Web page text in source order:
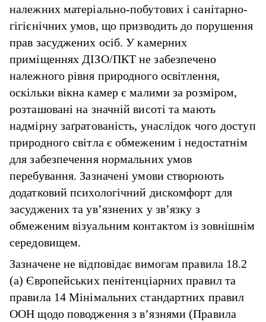
належних матеріально-побутових і санітарно-
гігієнічних умов, що призводить до порушення
прав засуджених осіб. У камерних
приміщеннях ДІЗО/ПКТ не забезпечено
належного рівня природного освітлення,
оскільки вікна камер є малими за розміром,
розташовані на значній висоті та мають
надмірну заґратованість, унаслідок чого доступ
природного світла є обмеженим і недостатнім
для забезпечення нормальних умов
перебування. Зазначені умови створюють
додатковий психологічний дискомфорт для
засуджених та ув’язнених у зв’язку з
обмеженим візуальним контактом із зовнішнім
середовищем.
Зазначене не відповідає вимогам правила 18.2
(а) Європейських пенітенціарних правил та
правила 14 Мінімальних стандартних правил
ООН щодо поводження з в’язнями (Правила